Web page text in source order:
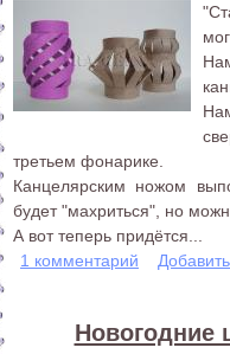
третьем фонарике.
Канцелярским ножом
будет "махриться", но
А вот теперь придётся...
1 комментарий
Новогодние